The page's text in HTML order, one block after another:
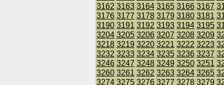
3162 3163 3164 3165 3166 3167
3176 3177 3178 3179 3180 3181
3190 3191 3192 3193 3194 3195
3204 3205 3206 3207 3208 3209
3218 3219 3220 3221 3222 3223
3232 3233 3234 3235 3236 3237
3246 3247 3248 3249 3250 3251
3260 3261 3262 3263 3264 3265
3274 3275 3276 3277 3278 3279